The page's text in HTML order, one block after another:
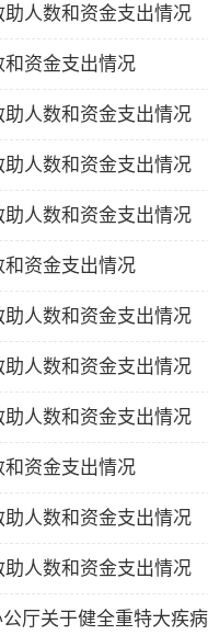
人数和资金支出情况
资金支出情况
人数和资金支出情况
人数和资金支出情况
人数和资金支出情况
资金支出情况
人数和资金支出情况
人数和资金支出情况
人数和资金支出情况
资金支出情况
人数和资金支出情况
人数和资金支出情况
厅关于健全重特大疾